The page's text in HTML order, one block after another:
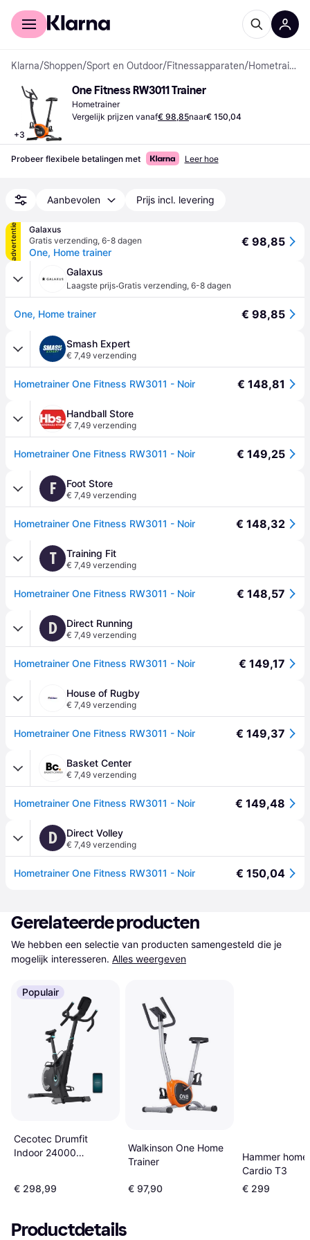
Voor shoppers
Klarna/Shoppen/Sport en Outdoor/Fitnessapparaten/ Hometrainers
+3
One Fitness RW3011 Trainer
Hometrainer
Vergelijk prijzen vanaf€ 98,85naar€ 150,04
Probeer flexibele betalingen met Leer hoe
Aanbevolen Prijs incl. levering
advertentie
Galaxus
Gratis verzending, 6-8 dagen
One, Home trainer
€ 98,85
Galaxus
Laagste prijs·Gratis verzending, 6-8 dagen
One, Home trainer € 98,85
Smash Expert
€ 7,49 verzending
Hometrainer One Fitness RW3011 - Noir € 148,81
Handball Store
€ 7,49 verzending
Hometrainer One Fitness RW3011 - Noir € 149,25
F Foot Store
€ 7,49 verzending
Hometrainer One Fitness RW3011 - Noir € 148,32
T Training Fit
€ 7,49 verzending
Hometrainer One Fitness RW3011 - Noir € 148,57
D Direct Running
€ 7,49 verzending
Hometrainer One Fitness RW3011 - Noir € 149,17
House of Rugby
€ 7,49 verzending
Hometrainer One Fitness RW3011 - Noir € 149,37
Basket Center
€ 7,49 verzending
Hometrainer One Fitness RW3011 - Noir € 149,48
D Direct Volley
€ 7,49 verzending
Hometrainer One Fitness RW3011 - Noir € 150,04
Gerelateerde producten
We hebben een selectie van producten samengesteld die je
mogelijk interesseren. Alles weergeven
Populair
Cecotec Drumfit
Indoor 24000
€ 298,99
Walkinson One Home
Trainer
€ 97,90
Hammer
Cardio T3
€ 299
Productdetails